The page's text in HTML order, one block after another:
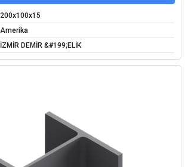
200x100x15
Amerika
İZMİR DEMİR &#199;ELİK